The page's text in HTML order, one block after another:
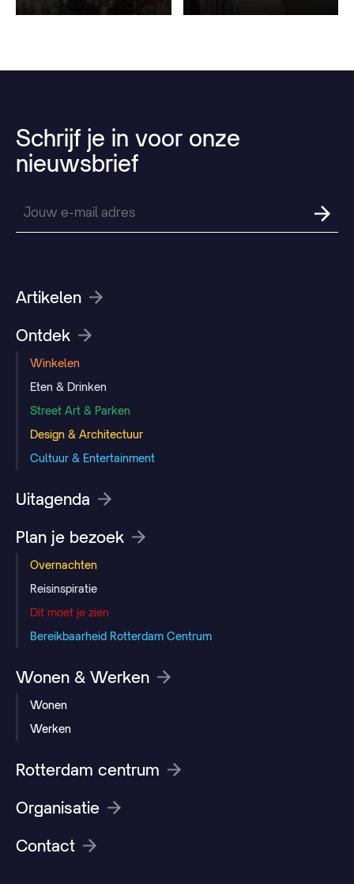
Schrijf je in voor onze
nieuwsbrief
Artikelen
Ontdek
Winkelen
Eten & Drinken
Street Art & Parken
Design & Architectuur
Cultuur & Entertainment
Uitagenda
Plan je bezoek
Overnachten
Reisinspiratie
Dit moet je zien
Bereikbaarheid Rotterdam Centrum
Wonen & Werken
Wonen
Werken
Rotterdam centrum
Organisatie
Contact